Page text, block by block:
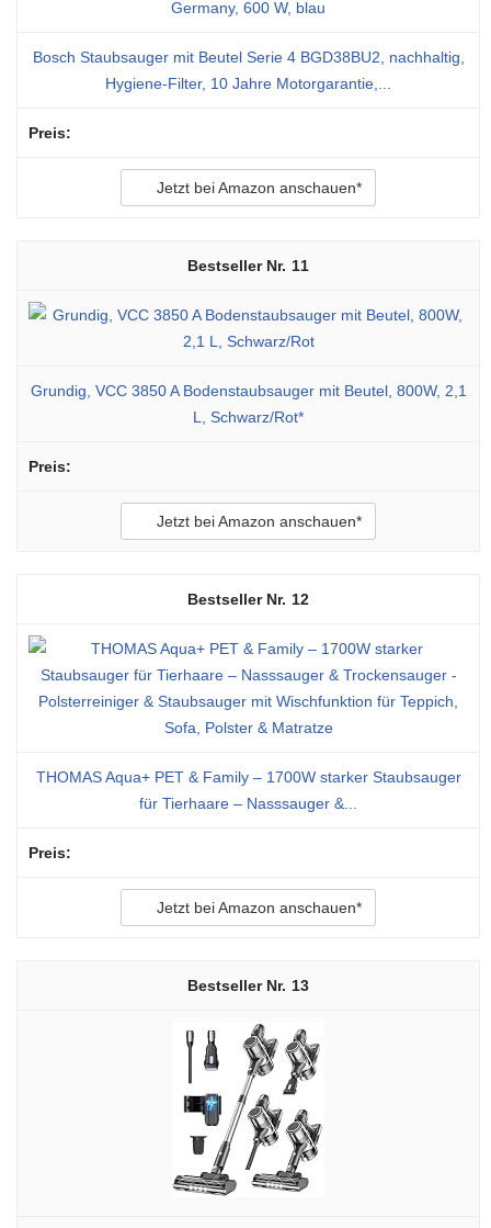
Bosch Staubsauger mit Beutel Serie 4 BGD38BU2, nachhaltig,
Hygiene-Filter, 10 Jahre Motorgarantie,...
Jetzt bei Amazon anschauen*
11
Grundig, VCC 3850 A Bodenstaubsauger mit Beutel, 800W, 2,1
L, Schwarz/Rot*
Jetzt bei Amazon anschauen*
12
THOMAS Aqua+ PET & Family – 1700W starker Staubsauger
für Tierhaare – Nasssauger &...
Jetzt bei Amazon anschauen*
13